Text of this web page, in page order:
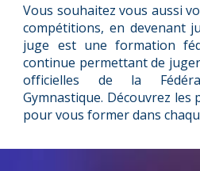
Vous souhaitez vous aussi
compétitions, en devenant
juge est une formation
continue permettant de
officielles de la
Gymnastique. Découvrez les
pour vous former dans